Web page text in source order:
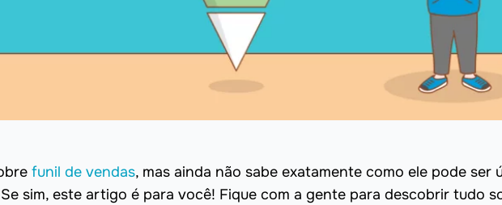
funil de vendas, mas ainda não sabe exatamente como ele pode ser
sim, este artigo é para você! Fique com a gente para descobrir tudo